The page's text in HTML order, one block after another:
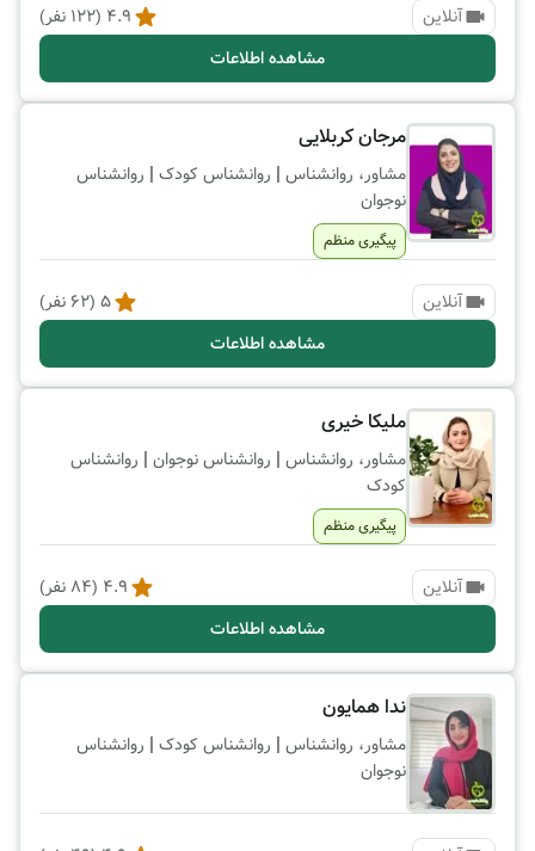
آنلاین 4.9
(
122 نفر)
مشاهده اطلاعات
مرجان کربلایی
مشاور، روانشناس | روانشناس کودک | روانشناس
نوجوان
پیگیری منظم
آنلاین 5
(
62 نفر)
مشاهده اطلاعات
ملیکا خیری
مشاور، روانشناس | روانشناس نوجوان | روانشناس
کودک
پیگیری منظم
آنلاین 4.9
(
84 نفر)
مشاهده اطلاعات
ندا همایون
مشاور، روانشناس | روانشناس کودک | روانشناس
نوجوان